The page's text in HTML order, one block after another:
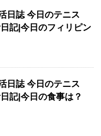
日誌 今日のテニス
記|今日のフィリピン
日誌 今日のテニス
記|今日の食事は？